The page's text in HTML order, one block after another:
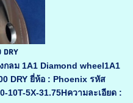
DRY
ลม 1A1 Diamond wheel1A1
DRY ยี่ห้อ : Phoenix รหัส
10T-5X-31.75Hความละเอียด :